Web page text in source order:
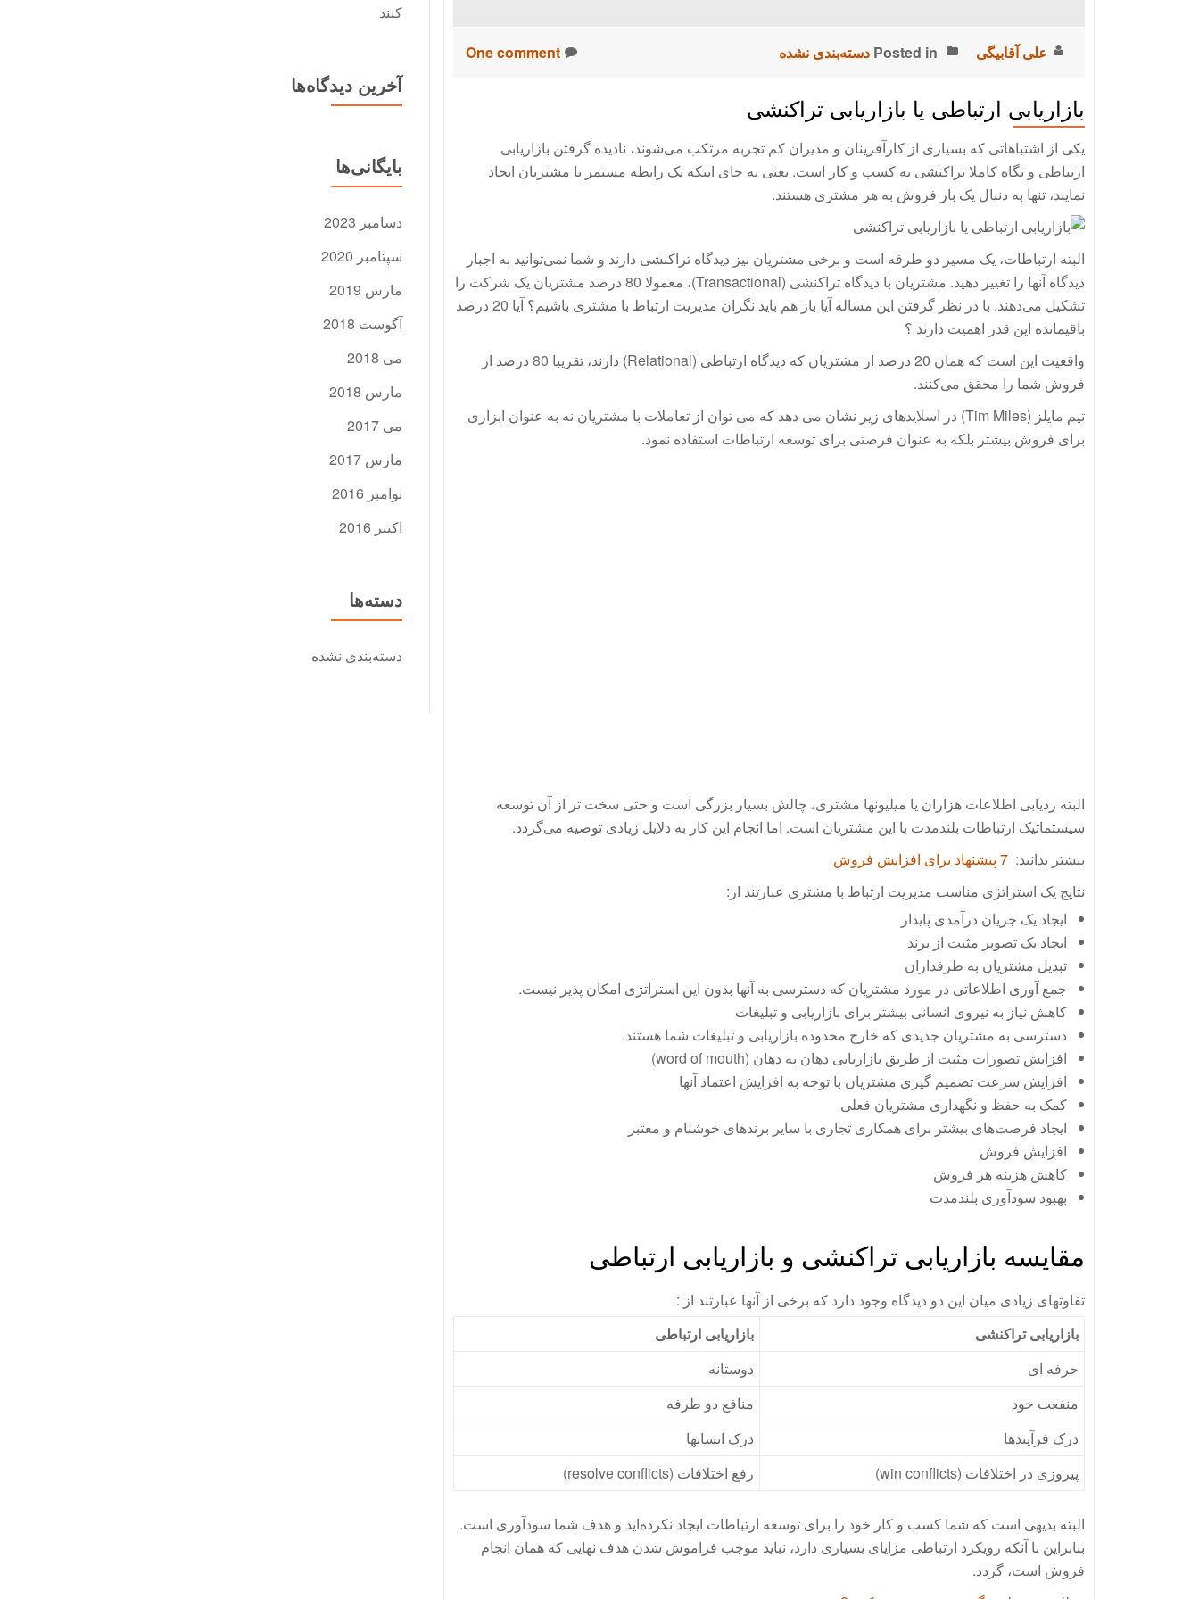
علی آقابیگی Posted in دسته‌بندی نشده One comment
بازاریابی ارتباطی یا بازاریابی تراکنشی
یکی از اشتباهاتی که بسیاری از کارآفرینان و مدیران کم تجربه مرتکب می‌شوند، نادیده گرفتن بازاریابی
ارتباطی و نگاه کاملا تراکنشی به کسب و کار است. یعنی به جای اینکه یک رابطه مستمر با مشتریان ایجاد
نمایند، تنها به دنبال یک بار فروش به هر مشتری هستند.
البته ارتباطات، یک مسیر دو طرفه است و برخی مشتریان نیز دیدگاه تراکنشی دارند و شما نمی‌توانید به اجبار
دیدگاه آنها را تغییر دهید. مشتریان با دیدگاه تراکنشی (Transactional)، معمولا 80 درصد مشتریان یک شرکت را
تشکیل می‌دهند. با در نظر گرفتن این مساله آیا باز هم باید نگران مدیریت ارتباط با مشتری باشیم؟ آیا 20 درصد
باقیمانده این قدر اهمیت دارند ؟
واقعیت این است که همان 20 درصد از مشتریان که دیدگاه ارتباطی (Relational) دارند، تقریبا 80 درصد از
فروش شما را محقق می‌کنند.
تیم مایلز (Tim Miles) در اسلایدهای زیر نشان می دهد که می توان از تعاملات با مشتریان نه به عنوان ابزاری
برای فروش بیشتر بلکه به عنوان فرصتی برای توسعه ارتباطات استفاده نمود.
البته ردیابی اطلاعات هزاران یا میلیونها مشتری، چالش بسیار بزرگی است و حتی سخت تر از آن توسعه
سیستماتیک ارتباطات بلندمدت با این مشتریان است. اما انجام این کار به دلایل زیادی توصیه می‌گردد.
بیشتر بدانید:
نتایج یک استراتژی مناسب مدیریت ارتباط با مشتری عبارتند از:
ایجاد یک جریان درآمدی پایدار
ایجاد یک تصویر مثبت از برند
تبدیل مشتریان به طرفداران
جمع آوری اطلاعاتی در مورد مشتریان که دسترسی به آنها بدون این استراتژی امکان پذیر نیست.
کاهش نیاز به نیروی انسانی بیشتر برای بازاریابی و تبلیغات
دسترسی به مشتریان جدیدی که خارج محدوده بازاریابی و تبلیغات شما هستند.
افزایش تصورات مثبت از طریق بازاریابی دهان به دهان (word of mouth)
افزایش سرعت تصمیم گیری مشتریان با توجه به افزایش اعتماد آنها
کمک به حفظ و نگهداری مشتریان فعلی
ایجاد فرصت‌های بیشتر برای همکاری تجاری با سایر برندهای خوشنام و معتبر
افزایش فروش
کاهش هزینه هر فروش
بهبود سودآوری بلندمدت
مقایسه بازاریابی تراکنشی و بازاریابی ارتباطی
تفاوتهای زیادی میان این دو دیدگاه وجود دارد که برخی از آنها عبارتند از :
بازاریابی تراکنشی
بازاریابی ارتباطی
حرفه ای
دوستانه
منفعت خود
منافع دو طرفه
درک فرآیندها
درک انسانها
پیروزی در اختلافات (win conflicts)
رفع اختلافات (resolve conflicts)
البته بدیهی است که شما کسب و کار خود را برای توسعه ارتباطات ایجاد نکرده‌اید و هدف شما سودآوری است.
بنابراین با آنکه رویکرد ارتباطی مزایای بسیاری دارد، نباید موجب فراموش شدن هدف نهایی که همان انجام
فروش است، گردد.
کنند
آخرین دیدگاه‌ها
بایگانی‌ها
دسامبر 2023
سپتامبر 2020
مارس 2019
آگوست 2018
می 2018
مارس 2018
می 2017
مارس 2017
نوامبر 2016
اکتبر 2016
دسته‌ها
دسته‌بندی نشده